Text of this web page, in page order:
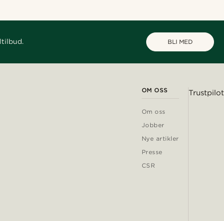
BLI MED
OM OSS
Om oss
Jobber
Nye artikler
Presse
CSR
Trustpilot